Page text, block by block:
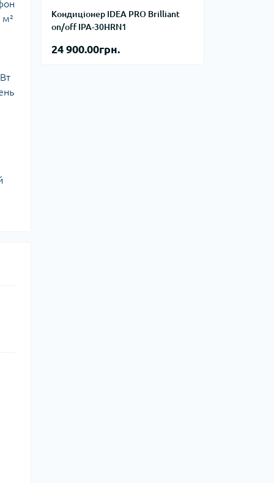
Кондиціонер IDEA PRO Brilliant
on/off IPA-30HRN1
24 900.00грн.
м²